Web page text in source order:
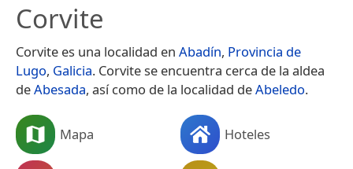
Corvite
Corvite es una localidad en Abadín, Provincia de
Lugo, Galicia. Corvite se encuentra cerca de la aldea
deAbesada, así como de la localidad deAbeledo.
Mapa Hoteles